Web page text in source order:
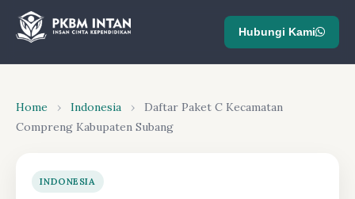
Hubungi Kami
Home › Indonesia ›
Daftar Paket C Kecamatan
Compreng Kabupaten Subang
INDONESIA